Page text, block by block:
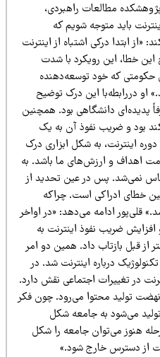
مطالعات راهبردی،
متوجه شویم که
درکی اشتباه از اینترنت
این رویکرد با شدت
که خود توسعه‌دهنده
این درک توضیح
صرفاً پدیده‌ای دانشگاهی بود. همچنین
بسیار کند بود و ضریب نفوذ آن به یک
به شکل ابزاری درک
و ارزش‌های ما باشد. به
پس در عین تحدید از
ادراکی است. چراکه
ادامه می‌دهد: «در اواخر
سال ۸۸ و افزایش ضریب نفوذ اینترنت به
قبل بازتاب داد. همین دو امر
درباره اینترنت شد. در
تغییرات اجتماعی نقش دارد.
محتوا می‌رود. چون فکر
می‌شود به جامعه شکل
می‌توان جامعه را شکل
دسترس خارج شود.»